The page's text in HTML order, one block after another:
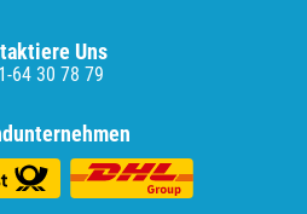
Uns
64 30 78 79